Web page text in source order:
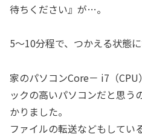
待ちください』が…。
5～10分程で、つかえる状態
家のパソコンCore－ i7（
ックの高いパソコンだと思う
かりました。
ファイルの転送などもしてい